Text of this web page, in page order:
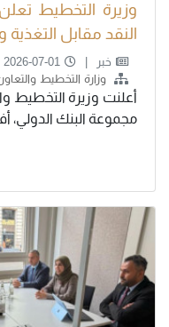
وزيرة التخطيط
النقد مقابل
خبر
2026-07-01
وزارة التخطيط
أعلنت وزيرة التخطيط
مجموعة البنك الدولي،